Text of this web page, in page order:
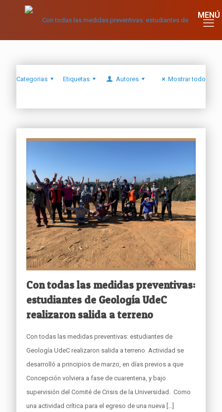
Categorias Etiquetas Autores Mostrar todo
Con todas las medidas preventivas:
estudiantes de Geología UdeC
realizaron salida a terreno
Con todas las medidas preventivas: estudiantes de
Geología UdeC realizaron salida a terreno Actividad se
desarrolló a principios de marzo, en días previos a que
Concepción volviera a fase de cuarentena, y bajo
supervisión del Comité de Crisis de la Universidad. Como
una actividad crítica para el egreso de una nueva […]